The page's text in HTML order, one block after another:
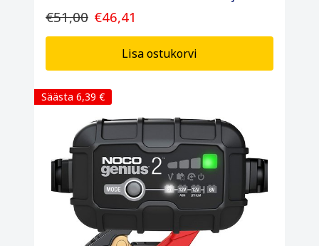
€51,00 €46,41
Lisa ostukorvi
Säästa 6,39 €